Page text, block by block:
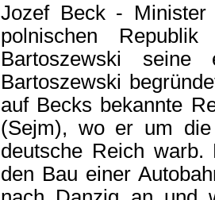
Jozef Beck - Minister
polnischen
Bartoszewski seine
Bartoszewski
auf Becks bekannte
(Sejm), wo er um die
deutsche Reich warb.
den Bau einer